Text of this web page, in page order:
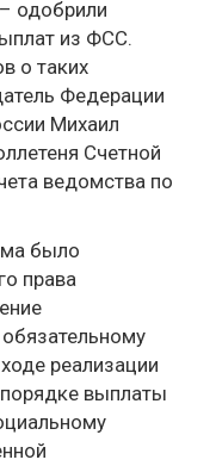
одобрили
из ФСС.
о таких
Федерации
Михаил
Счетной
ведомства по
было
права
реализации
выплаты